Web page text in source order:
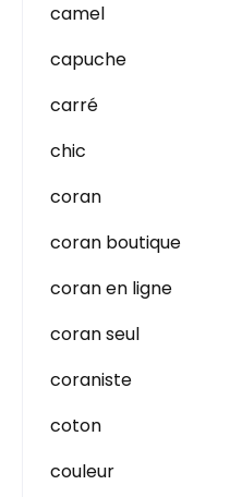
camel
capuche
carré
chic
coran
coran boutique
coran en ligne
coran seul
coraniste
coton
couleur